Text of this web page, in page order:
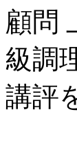
顧問
級調
講評